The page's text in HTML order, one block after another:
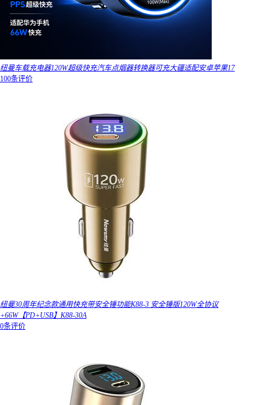
纽曼车载充电器120W超级快充汽车点烟器转换器可充大疆适配安卓苹果17
100条评价
纽曼30周年纪念款通用快充带安全锤功能K88-3 安全锤版120W全协议
+66W【PD+USB】K88-30A
0条评价